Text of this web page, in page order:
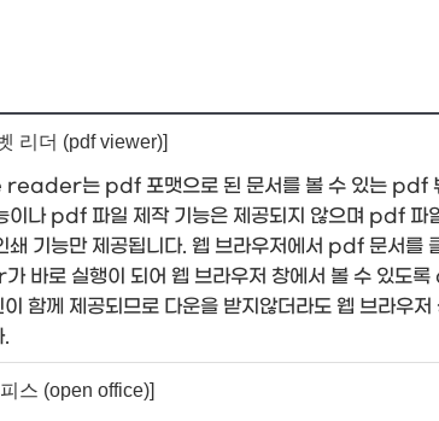
리더 (pdf viewer)]
는 pdf 포맷으로 된 문서를 볼 수 있는 pdf
이나 pdf 파일 제작 기능은 제공되지 않으며 pdf 파
쇄 기능만 제공됩니다. 웹 브라우저에서 pdf 문서
바로 실행이 되어 웹 브라우저 창에서 볼 수 있
이 함께 제공되므로 다운을 받지않더라도 웹 브라우저
스 (open office)]